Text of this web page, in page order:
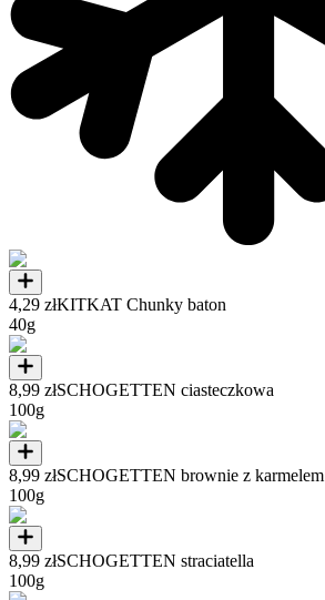
4,29 złKITKAT Chunky baton
40g
8,99 złSCHOGETTEN ciasteczkowa
100g
8,99 złSCHOGETTEN brownie z karmelem
100g
8,99 złSCHOGETTEN straciatella
100g